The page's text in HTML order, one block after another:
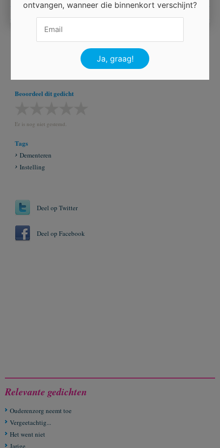
Beoordeel dit gedicht
Er is nog niet gestemd.
Tags
Dementeren
Instelling
Deel op Twitter
Deel op Facebook
Relevante gedichten
Ouderenzorg neemt toe
Vergeetachtig...
Het went niet
Jarige
ontvangen, wanneer die binnenkort verschijnt?